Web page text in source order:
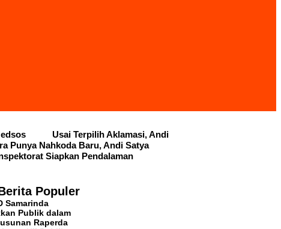
Usai Terpilih Aklamasi, Andi
Punya Nahkoda Baru, Andi Satya
Siapkan Pendalaman
Populer
Samarinda
Publik dalam
Raperda